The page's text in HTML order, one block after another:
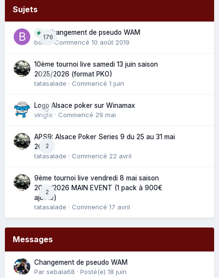
Sujets
176
Changement de pseudo WAM
bouli
· Commencé 10 août 2019
0
10ème tournoi live samedi 13 juin saison
2025/2026 (format PKO)
tatasalade · Commencé 1 juin
0
Logo Alsace poker sur Winamax
vingte · Commencé 29 mai
2
APS9: Alsace Poker Series 9 du 25 au 31 mai
2025
tatasalade · Commencé 22 avril
2
9ème tournoi live vendredi 8 mai saison
2025/2026 MAIN EVENT (1 pack à 900€
ajouté)
tatasalade · Commencé 17 avril
Messages
Changement de pseudo WAM
Par sebala68 · Posté(e) 18 juin